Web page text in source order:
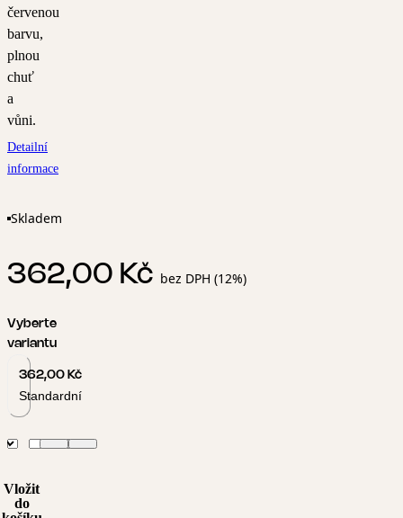
červenou
barvu,
plnou
chuť
a
vůni.
Detailní
informace
Skladem
362,00 Kč bez DPH (12%)
Vyberte
variantu
362,00 Kč
Standardní
Vložit
do